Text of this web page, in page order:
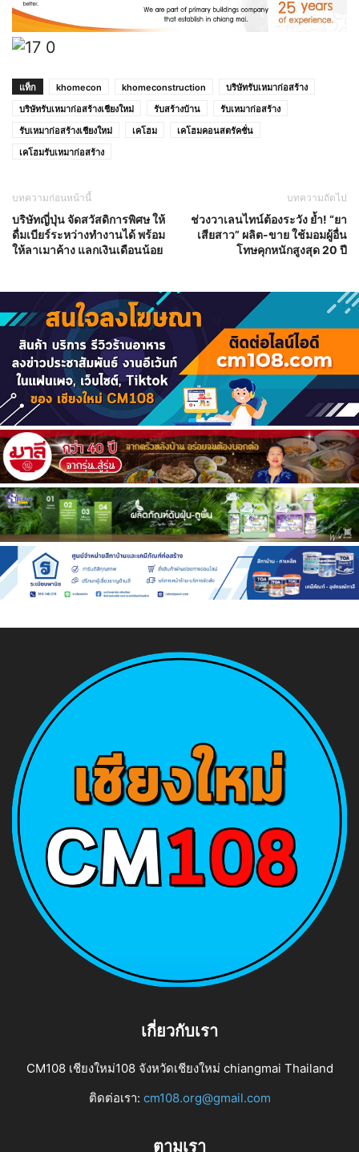
แท็ก khomecon khomeconstruction
บริษัทรับเหมาก่อสร้าง
บริษัทรับเหมาก่อสร้างเชียงใหม่
รับสร้างบ้าน
รับเหมาก่อสร้าง
รับเหมาก่อสร้างเชียงใหม่
เคโฮม
เคโฮมคอนสตรัคชั่น
เคโฮมรับเหมาก่อสร้าง
บทความก่อนหน้านี้
บริษัทญี่ปุ่น จัดสวัสดิการพิศษ ให้
ดื่มเบียร์ระหว่างทำงานได้ พร้อม
ให้ลาเมาค้าง แลกเงินเดือนน้อย
บทความถัดไป
ช่วงวาเลนไทน์ต้องระวัง ย้ำ! “ยา
เสียสาว” ผลิต-ขาย ใช้มอมผู้อื่น
โทษคุกหนักสูงสุด 20 ปี
เกี่ยวกับเรา
CM108 เชียงใหม่108 จังหวัดเชียงใหม่ chiangmai Thailand
ติดต่อเรา: cm108.org@gmail.com
ตามเรา